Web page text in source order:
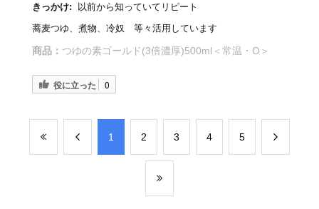
きっかけ:
以前から知っていてリピート
蕎麦つゆ、煮物、冷奴 等々活用しています
商品： つゆの素ゴールド(3倍濃厚)500ml＜常温・O＞
役に立った 0
​1 ​2 ​3 ​4 ​5